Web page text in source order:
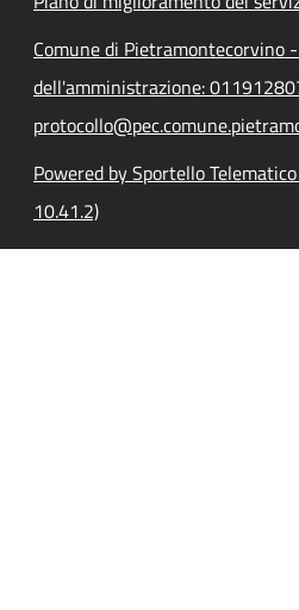
Comune di Pietramontecorvino
dell'amministrazione:
Powered by Sportello
10.41.2)